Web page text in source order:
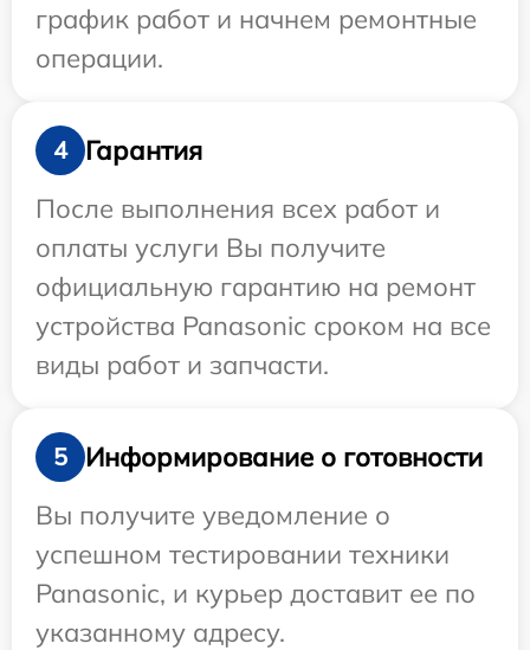
график работ и начнем ремонтные
операции.
4
Гарантия
После выполнения всех работ и
оплаты услуги Вы получите
официальную гарантию на ремонт
устройства Panasonic сроком на все
виды работ и запчасти.
5
Информирование о готовности
Вы получите уведомление о
успешном тестировании техники
Panasonic, и курьер доставит ее по
указанному адресу.